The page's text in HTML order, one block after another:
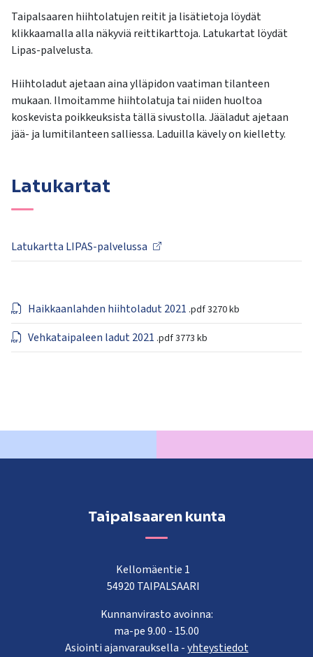
Taipalsaaren hiihtolatujen reitit ja lisätietoja löydät
klikkaamalla alla näkyviä reittikarttoja. Latukartat löydät
Lipas-palvelusta.
Hiihtoladut ajetaan aina ylläpidon vaatiman tilanteen
mukaan. Ilmoitamme hiihtolatuja tai niiden huoltoa
koskevista poikkeuksista tällä sivustolla. Jääladut ajetaan
jää- ja lumitilanteen salliessa. Laduilla kävely on kielletty.
Latukartat
Latukartta LIPAS-palvelussa
Haikkaanlahden hiihtoladut 2021 .pdf3270 kb
Vehkataipaleen ladut 2021 .pdf3773 kb
Taipalsaaren kunta
Kellomäentie 1
54920 TAIPALSAARI
Kunnanvirasto avoinna:
ma-pe 9.00 - 15.00
Asiointi ajanvarauksella -yhteystiedot